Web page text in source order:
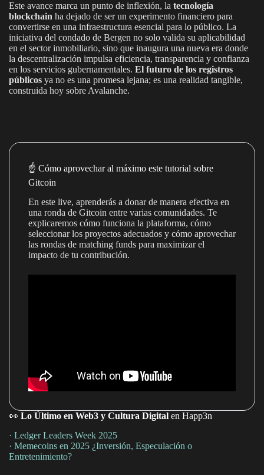
Este avance marca un punto de inflexión, la tecnología
blockchain ha dejado de ser un experimento financiero para
convertirse en una infraestructura esencial para lo público. La
iniciativa del condado de Bergen no solo valida su aplicabilidad
en el sector inmobiliario, sino que inaugura una nueva era donde
la descentralización impulsa eficiencia, transparencia y confianza
en los servicios gubernamentales. El futuro de los registros
públicos ya no es una promesa lejana; es una realidad tangible,
construida hoy sobre Avalanche.
☝️ Cómo aprovechar al máximo este tutorial sobre
Gitcoin
En este live, aprenderás a donar de manera efectiva en
una ronda de Gitcoin entre varias comunidades. Te
explicaremos cómo funciona la plataforma, cómo
seleccionar los proyectos adecuados y cómo aprovechar
las rondas de matching funds para maximizar el
impacto de tu contribución.
👀 Lo Último en Web3 y Cultura Digital en Happ3n
· Ledger Leaders Week 2025
· Memecoins en 2025 ¿Inversión, Especulación o
Entretenimiento?